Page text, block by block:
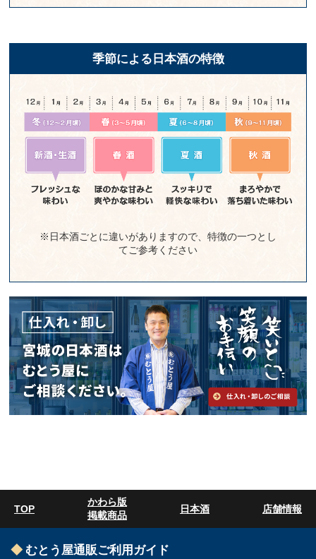
季節による日本酒の特徴
※日本酒ごとに違いがありますので、特徴の一つとし
てご参考ください
TOP
かわら版
掲載商品
日本酒 店舗情報
むとう屋通販ご利用ガイド